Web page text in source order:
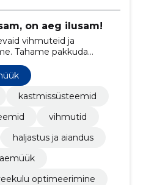
on aeg ilusam!
vihmuteid ja
Tahame pakkuda
millega oma aedade
kastmissüsteemid
vihmutid
haljastus ja aiandus
optimeerimine